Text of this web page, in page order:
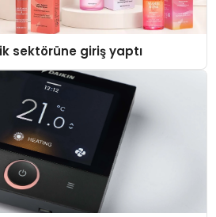
sektörüne giriş yaptı